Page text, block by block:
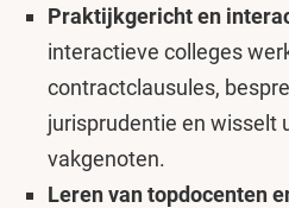
Praktijkgericht en
interactieve colleges
contractclausules,
jurisprudentie en wisselt
vakgenoten.
Leren van topdocenten